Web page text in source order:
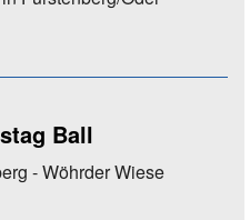
Ball
- Wöhrder Wiese